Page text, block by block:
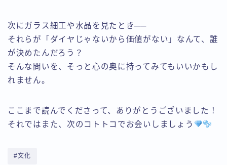
次にガラス細工や水晶を見たとき──
それらが「ダイヤじゃないから価値がない」なんて、誰
が決めたんだろう？
そんな問いを、そっと心の奥に持ってみてもいいかもし
れません。
ここまで読んでくださって、ありがとうございました！
それではまた、次のコトトコでお会いしましょう
#文化